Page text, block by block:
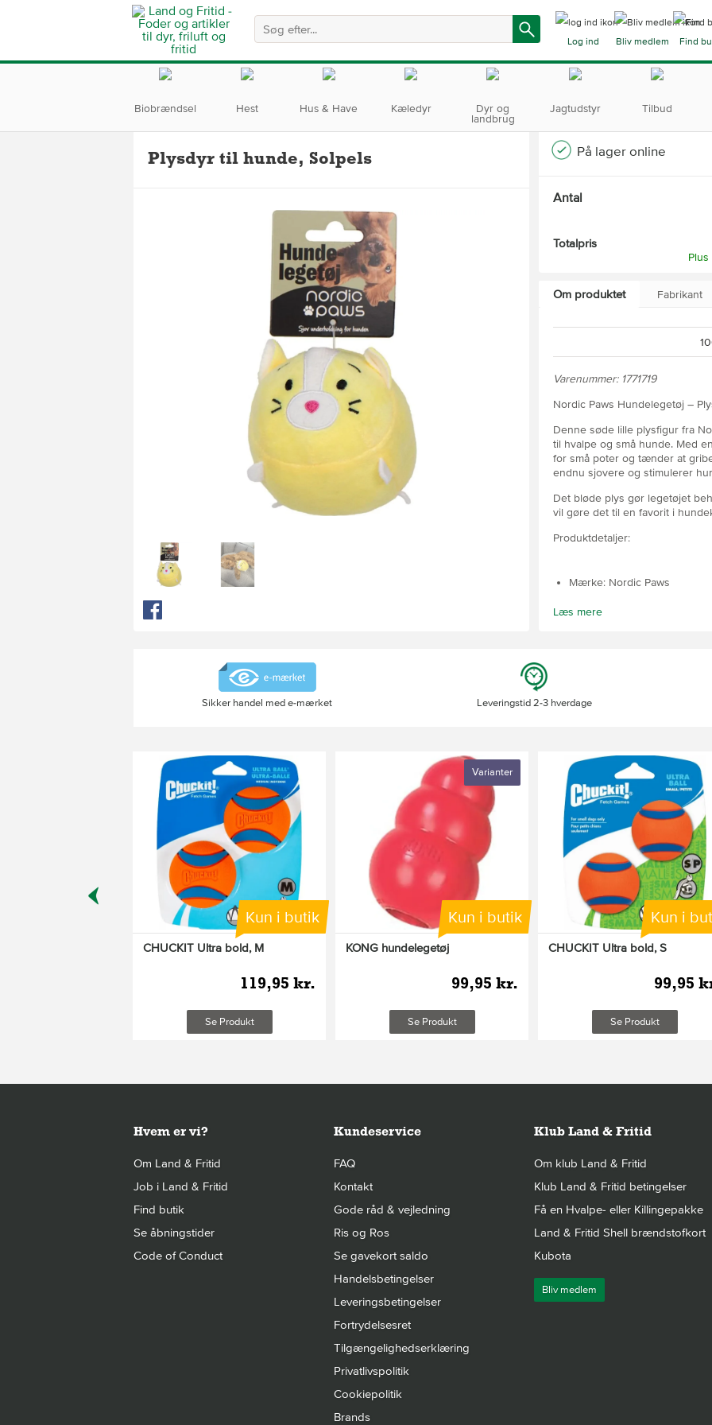
Log ind Bliv medlem Find
Biobrændsel Hest Hus & Have Kæledyr Dyr og
landbrug
Jagtudstyr Tilbud
Plysdyr til hunde, Solpels På lager online
Antal
Totalpris
Om produktet Fabrikant
Varenummer: 1771719
Nordic Paws Hundelegetøj –
Denne søde lille plysfigur fra
til hvalpe og små hunde. Med
for små poter og tænder at
endnu sjovere og stimulerer
Det bløde plys gør legetøjet
vil gøre det til en favorit i
Produktdetaljer:
Mærke: Nordic Paws
Type: Hundelegetøj
Sikkerhed:
Fjern al emballage før brug
Lad ikke kæledyret lege
Opbevares utilgængeligt for
Et sødt og sjovt stykke legetøj
Læs mere
Sikker handel med e-mærket Leveringstid 2-3 hverdage
Kun i butik
CHUCKIT Ultra bold, M
119,95 kr.
Se Produkt
Varianter
Kun i butik
KONG hundelegetøj
99,95 kr.
Se Produkt
Kun i
CHUCKIT Ultra bold, S
99,95
Se Produkt
Hvem er vi?
Om Land & Fritid
Job i Land & Fritid
Find butik
Se åbningstider
Code of Conduct
Kundeservice
FAQ
Kontakt
Gode råd & vejledning
Ris og Ros
Se gavekort saldo
Handelsbetingelser
Leveringsbetingelser
Fortrydelsesret
Tilgængelighedserklæring
Privatlivspolitik
Cookiepolitik
Brands
Klub Land & Fritid
Om klub Land & Fritid
Klub Land & Fritid betingelser
Få en Hvalpe- eller Killingepakke
Land & Fritid Shell brændstofkort
Kubota
Bliv medlem